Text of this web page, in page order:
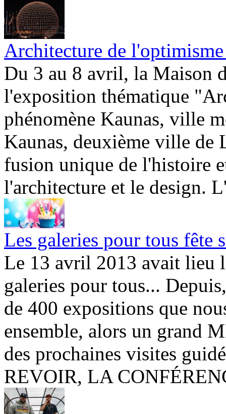
Architecture de
Du 3 au 8 avril, la Maison
l'exposition thématique
phénomène Kaunas, ville
Kaunas, deuxième ville de
fusion unique de l'histoire
l'architecture et le design.
Les galeries pour tous fête
Le 13 avril 2013 avait lieu
galeries pour tous...
de 400 expositions que
ensemble, alors un grand
des prochaines visites
REVOIR, LA